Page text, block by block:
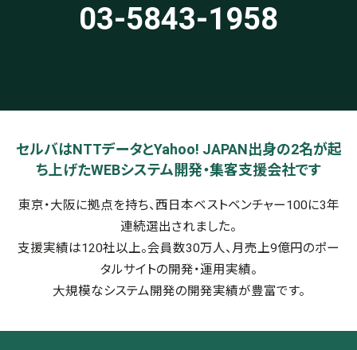
03-5843-1958
セルバはNTTデータとYahoo! JAPAN出身の2名が起
ち上げたWEBシステム開発・集客支援会社です
東京・大阪に拠点を持ち、西日本ベストベンチャー100に3年
連続選出されました。
支援実績は120社以上。会員数30万人、月売上9億円のポー
タルサイトの開発・運用実績。
大規模なシステム開発の開発実績が豊富です。